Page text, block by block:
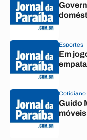
Esportes
Em
Cotidiano
Guido